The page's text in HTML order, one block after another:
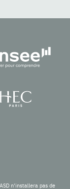
n'installera pas de